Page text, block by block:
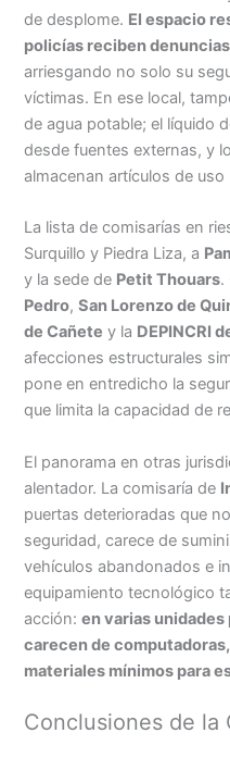
de desplome. El espacio
policías reciben
arriesgando no solo su
víctimas. En ese local,
de agua potable; el líquido
desde fuentes externas, y
almacenan artículos de
La lista de comisarías en
Surquillo y Piedra Liza, a
y la sede de Petit Thouars.
Pedro,San Lorenzo de
de Cañete y la DEPINCRI
afecciones estructurales
pone en entredicho la
que limita la capacidad de
El panorama en otras
alentador. La comisaría de
puertas deterioradas que
seguridad, carece de
vehículos abandonados e
equipamiento tecnológico
acción:en varias
carecen de
materiales mínimos para
Conclusiones de la